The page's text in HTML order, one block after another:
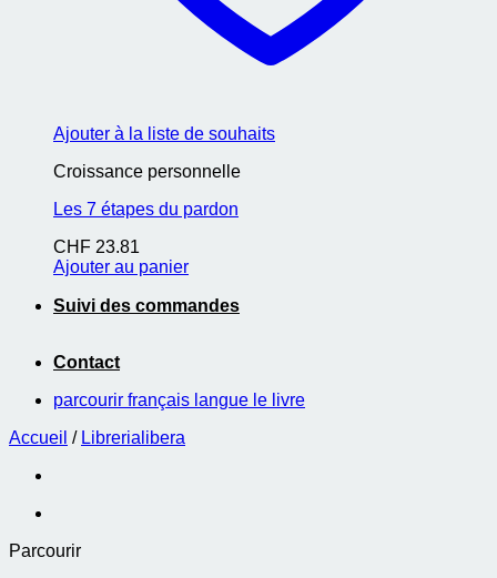
Ajouter à la liste de souhaits
Croissance personnelle
Les 7 étapes du pardon
CHF 23.81
Ajouter au panier
Suivi des commandes
Contact
parcourir français langue le livre
Accueil / Librerialibera
Parcourir